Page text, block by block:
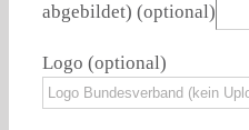
abgebildet) (optional)
Logo (optional)